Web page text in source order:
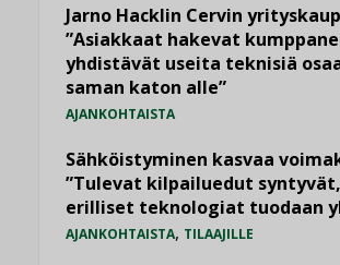
Jarno Hacklin Cervin
”Asiakkaat hakevat
yhdistävät useita teknisiä
saman katon alle”
AJANKOHTAISTA
Sähköistyminen kasvaa
”Tulevat kilpailuedut
erilliset teknologiat tuodaan
AJANKOHTAISTA, TILAAJILLE